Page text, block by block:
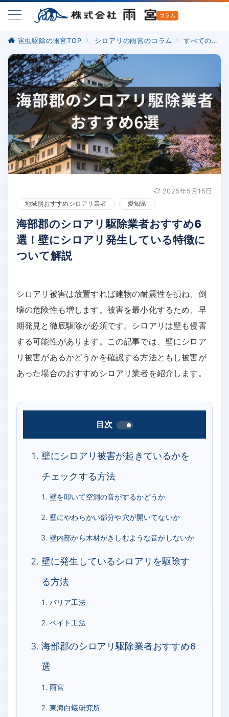
害虫駆除の雨宮TOP シロアリの雨宮のコラム すべての記事
2025年5月15日
地域別おすすめシロアリ業者 愛知県
海部郡のシロアリ駆除業者おすすめ6
選！壁にシロアリ発生している特徴に
ついて解説
シロアリ被害は放置すれば建物の耐震性を損ね、倒
壊の危険性も増します。被害を最小化するため、早
期発見と徹底駆除が必須です。シロアリは壁も侵害
する可能性があります。この記事では、壁にシロア
リ被害があるかどうかを確認する方法ともし被害が
あった場合のおすすめシロアリ業者を紹介します。
目次
壁にシロアリ被害が起きているかを
チェックする方法
壁を叩いて空洞の音がするかどうか
壁にやわらかい部分や穴が開いてないか
壁内部から木材がきしむような音がしないか
壁に発生しているシロアリを駆除す
る方法
バリア工法
ベイト工法
海部郡のシロアリ駆除業者おすすめ6
選
雨宮
東海白蟻研究所